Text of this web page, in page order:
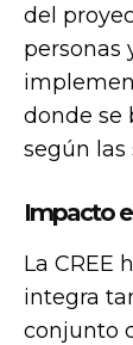
del
personas
donde se
según las
Impacto
La CREE
integra
conjunto